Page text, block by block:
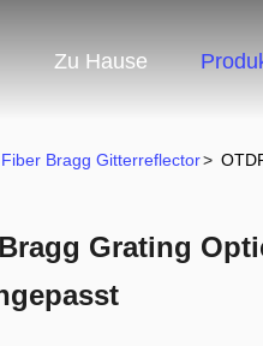
Zu Hause
Fiber Bragg Gitterreflector>
Grating